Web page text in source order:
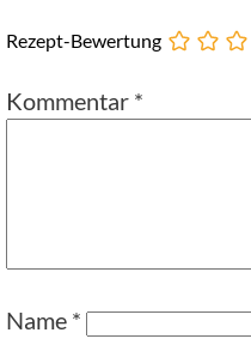
Rezept-Bewertung
Kommentar *
Name *